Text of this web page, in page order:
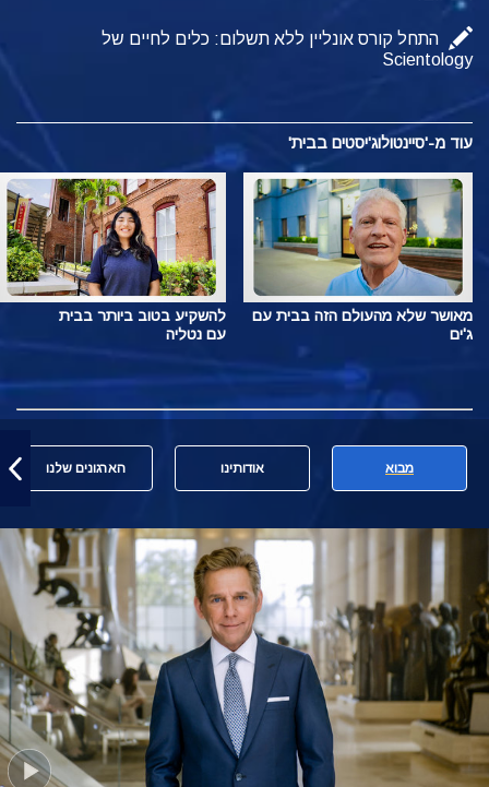
התחל קורס אונליין ללא תשלום: כלים לחיים של
Scientology
עוד מ-'סיינטולוג'יסטים בבית'
מאושר שלא מהעולם הזה בבית עם
ג'ים
להשקיע בטוב ביותר בבית
עם נטליה
מבוא אודותינו הארגונים שלנו